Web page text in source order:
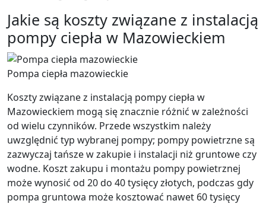
Jakie są koszty związane z instalacją
pompy ciepła w Mazowieckiem
Pompa ciepła mazowieckie
Koszty związane z instalacją pompy ciepła w
Mazowieckiem mogą się znacznie różnić w zależności
od wielu czynników. Przede wszystkim należy
uwzględnić typ wybranej pompy; pompy powietrzne są
zazwyczaj tańsze w zakupie i instalacji niż gruntowe czy
wodne. Koszt zakupu i montażu pompy powietrznej
może wynosić od 20 do 40 tysięcy złotych, podczas gdy
pompa gruntowa może kosztować nawet 60 tysięcy